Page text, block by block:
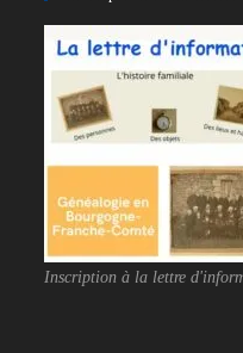
Inscription à la lettre